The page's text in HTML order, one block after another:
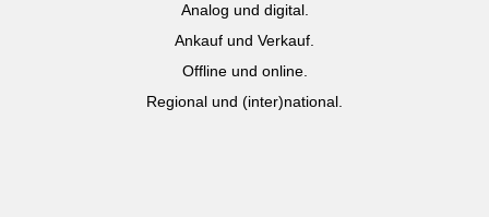
Analog und digital.
Ankauf und Verkauf.
Offline und online.
Regional und (inter)national.